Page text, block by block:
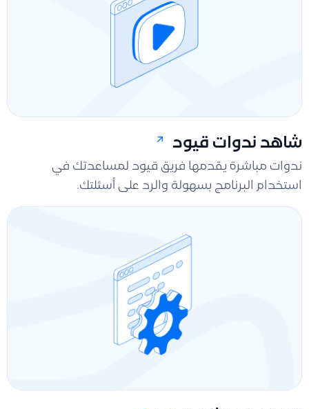
شاهد ندوات قيود
ندوات مباشرة يقدمها فريق قيود لمساعدتك في
استخدام البرنامج بسهولة والرد على أسئلتك.